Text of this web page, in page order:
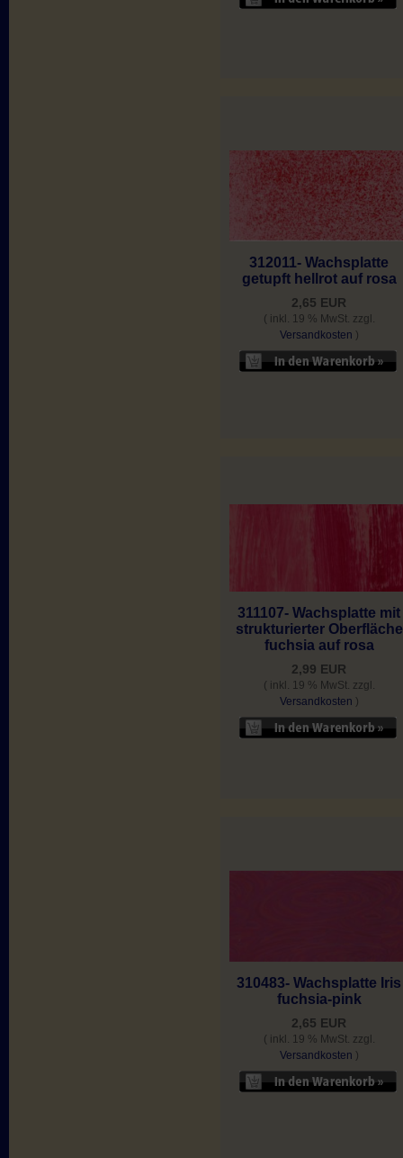
312011- Wachsplatte
getupft hellrot auf rosa
2,65 EUR
( inkl. 19 % MwSt. zzgl.
Versandkosten )
311107- Wachsplatte mit
strukturierter Oberfläche
fuchsia auf rosa
2,99 EUR
( inkl. 19 % MwSt. zzgl.
Versandkosten )
310483- Wachsplatte Iris
fuchsia-pink
2,65 EUR
( inkl. 19 % MwSt. zzgl.
Versandkosten )